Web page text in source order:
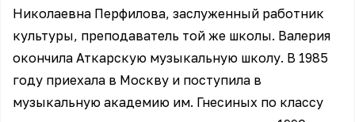
Николаевна Перфилова, заслуженный работник
культуры, преподаватель той же школы. Валерия
окончила Аткарскую музыкальную школу. В 1985
году приехала в Москву и поступила в
музыкальную академию им. Гнесиных по классу